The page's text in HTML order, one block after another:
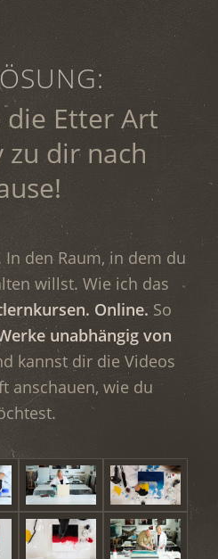
die Etter Art
zu dir nach
den Raum, in dem du
willst. Wie ich das
Online. So
unabhängig von
kannst dir die Videos
anschauen, wie du